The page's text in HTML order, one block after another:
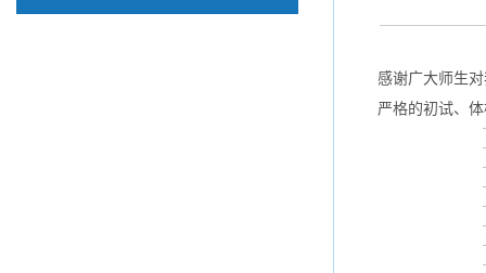
感谢广大师生
严格的初试、